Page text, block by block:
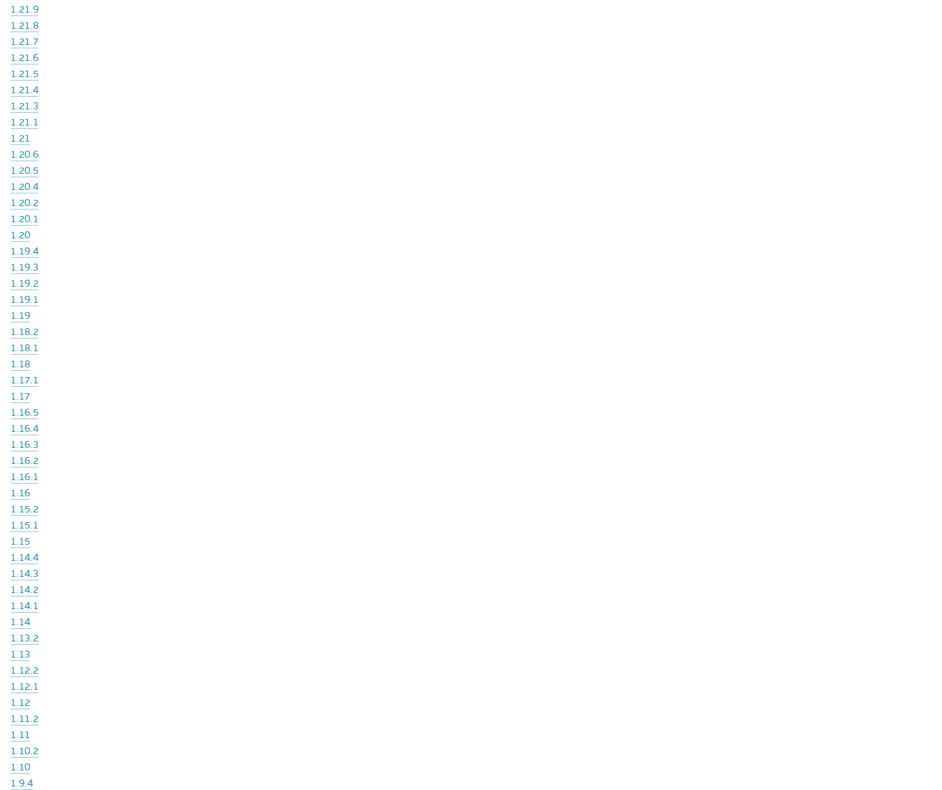
1.21.9
1.21.8
1.21.7
1.21.6
1.21.5
1.21.4
1.21.3
1.21.1
1.21
1.20.6
1.20.5
1.20.4
1.20.2
1.20.1
1.20
1.19.4
1.19.3
1.19.2
1.19.1
1.19
1.18.2
1.18.1
1.18
1.17.1
1.17
1.16.5
1.16.4
1.16.3
1.16.2
1.16.1
1.16
1.15.2
1.15.1
1.15
1.14.4
1.14.3
1.14.2
1.14.1
1.14
1.13.2
1.13
1.12.2
1.12.1
1.12
1.11.2
1.11
1.10.2
1.10
1.9.4